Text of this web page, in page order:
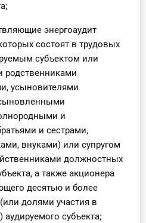
энергоаудит
состоят в трудовых
субъектом или
родственниками
усыновителями
и
и сестрами,
внуками) или супругом
должностных
а также акционера
десятью и более
долями участия в
субъекта;